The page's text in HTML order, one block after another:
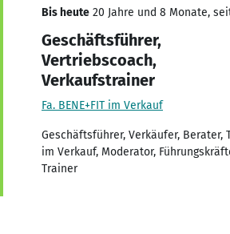
Bis heute 20 Jahre und 8 Monate,
Geschäftsführer,
Vertriebscoach,
Verkaufstrainer
Fa. BENE+FIT im Verkauf
Geschäftsführer, Verkäufer, Berater,
im Verkauf, Moderator,
Trainer